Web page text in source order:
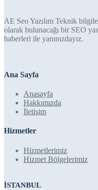
AE Seo Yazılım Teknik
olarak bulunacağı bir SEO
haberleri ile yanınızdayız.
Ana Sayfa
Anasayfa
Hakkımızda
İletişim
Hizmetler
Hizmetlerimiz
Hizmet Bölgelerimiz
İSTANBUL